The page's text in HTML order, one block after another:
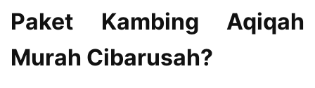
Paket Kambing Aqiqah
Murah Cibarusah?